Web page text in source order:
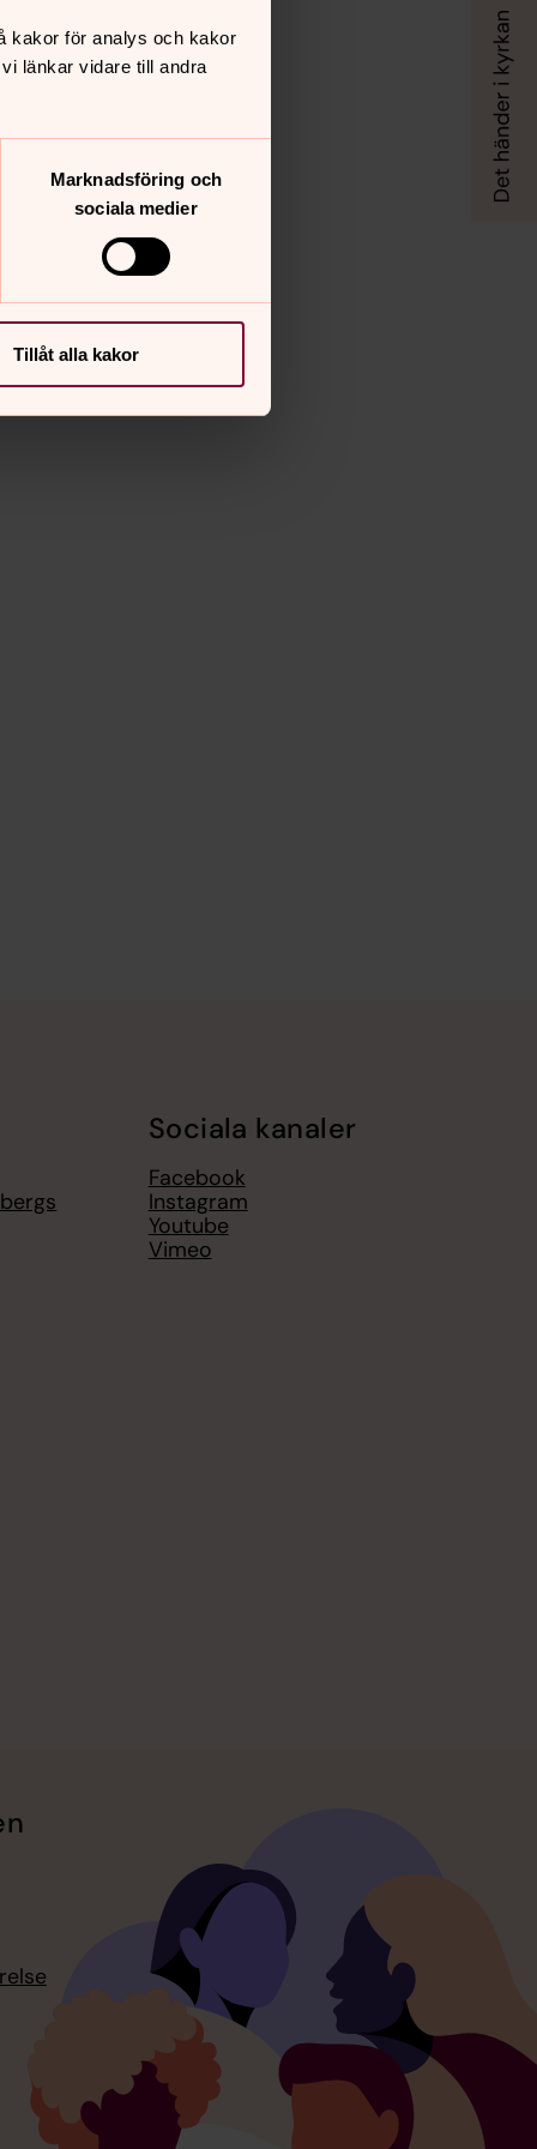
kakor för analys och kakor
länkar vidare till andra
Marknadsföring och
sociala medier
Tillåt alla kakor
Sociala kanaler
Facebook
Instagram
Youtube
Vimeo